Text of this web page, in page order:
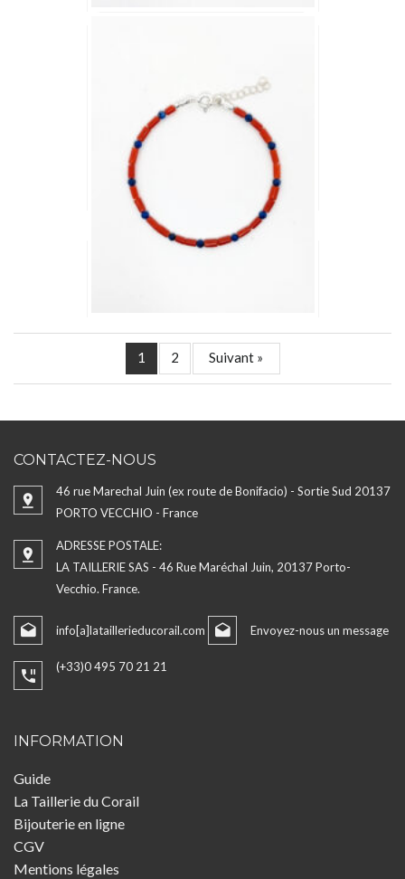
1 2 Suivant »
CONTACTEZ-NOUS
46 rue Marechal Juin (ex route de Bonifacio) - Sortie Sud 20137
PORTO VECCHIO - France
ADRESSE POSTALE:
LA TAILLERIE SAS - 46 Rue Maréchal Juin, 20137 Porto-
Vecchio. France.
info[a]lataillerieducorail.com Envoyez-nous un message
(+33)0 495 70 21 21
INFORMATION
Guide
La Taillerie du Corail
Bijouterie en ligne
CGV
Mentions légales